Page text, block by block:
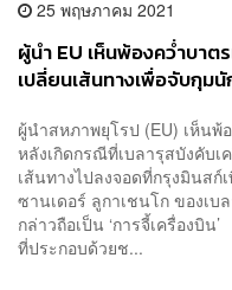
25 พฤษภาคม 2021
ผู้นำ EU เห็นพ้องคว่ำบา
เปลี่ยนเส้นทางเพื่อจับกุม
ผู้นำสหภาพยุโรป (EU) เห็นพ้
หลังเกิดกรณีที่เบลารุสบังคับเ
เส้นทางไปลงจอดที่กรุงมินส
ซานเดอร์ ลูกาเชนโก ของเ
กล่าวถือเป็น ‘การจี้เครื่องบิ
ที่ประกอบด้วยช...